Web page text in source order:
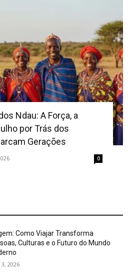
Ndau: A Força, a
por Trás dos
Gerações
0
Como Viajar Transforma
Culturas e o Futuro do Mundo
2026